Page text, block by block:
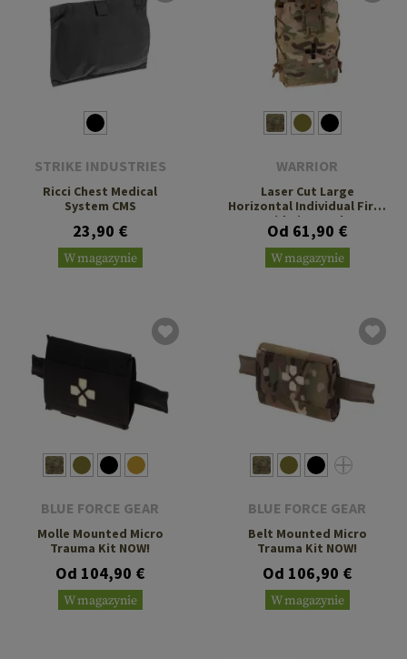
STRIKE INDUSTRIES
Ricci Chest Medical
System CMS
23,90 €
W magazynie
WARRIOR
Laser Cut Large
Horizontal Individual First
Aid Kit Pouch
Od 61,90 €
W magazynie
BLUE FORCE GEAR
Molle Mounted Micro
Trauma Kit NOW!
Od 104,90 €
W magazynie
BLUE FORCE GEAR
Belt Mounted Micro
Trauma Kit NOW!
Od 106,90 €
W magazynie